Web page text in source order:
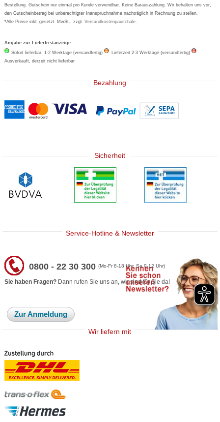
Bestellung. Gutschein nur einmal pro Kunde verwendbar. Keine Barauszahlung. Wir behalten uns vor,
den Gutscheinbetrag bei unberechtigter Inanspruchnahme nachträglich in Rechnung zu stellen.
*Alle Preise inkl. gesetzl. MwSt., zzgl.Versandkostenpauschale.
Angabe zur Lieferfristanzeige
Sofort lieferbar, 1-2 Werktage (versandfertig)
Lieferzeit 2-3 Werktage (versandfertig)
Ausverkauft, derzeit nicht lieferbar
Bezahlung
Sicherheit
Service-Hotline & Newsletter
0800 - 22 30 300(Mo-Fr 8-18 Uhr, Sa 9-12 Uhr)
Sie haben Fragen? Dann rufen Sie uns an, wir sind für Sie da!
Zur Anmeldung
Wir liefern mit